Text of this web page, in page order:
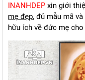
INANHDEP xin giới
mẹ đẹp, đủ mẫu mã
hữu ích về đức mẹ